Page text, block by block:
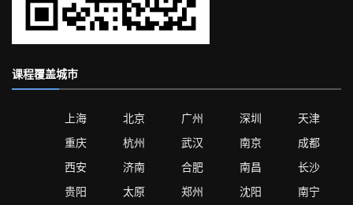
课程覆盖城市
上海 北京 广州 深圳
天津
重庆
杭州 武汉 南京
成都
西安
济南 合肥 南昌
长沙
贵阳
太原 郑州 沈阳
南宁